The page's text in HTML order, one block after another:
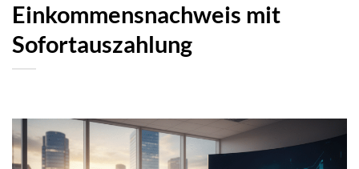
Einkommensnachweis mit
Sofortauszahlung